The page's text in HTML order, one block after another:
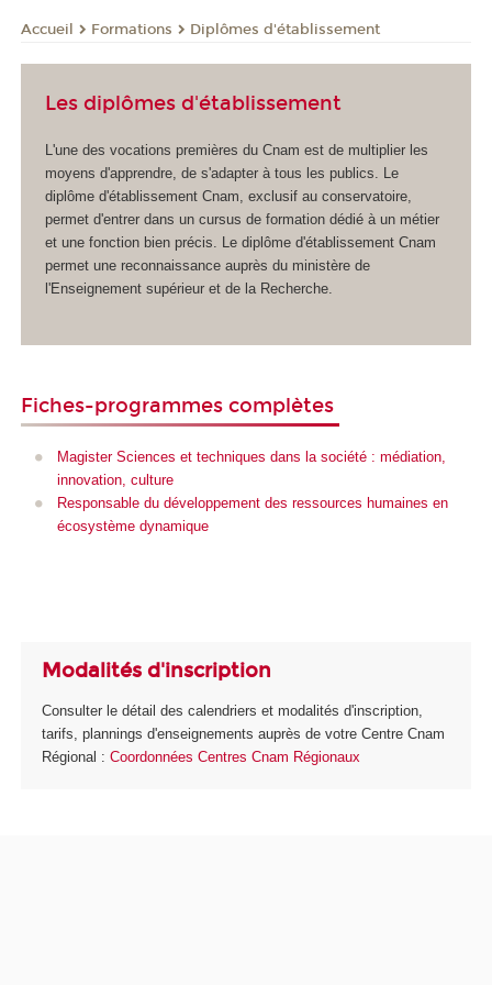
Accueil Formations Diplômes d'établissement
Les diplômes d'établissement
L'une des vocations premières du Cnam est de multiplier les
moyens d'apprendre, de s'adapter à tous les publics. Le
diplôme d'établissement Cnam, exclusif au conservatoire,
permet d'entrer dans un cursus de formation dédié à un métier
et une fonction bien précis. Le diplôme d'établissement Cnam
permet une reconnaissance auprès du ministère de
l'Enseignement supérieur et de la Recherche.
Fiches-programmes complètes
Magister Sciences et techniques dans la société : médiation,
innovation, culture
Responsable du développement des ressources humaines en
écosystème dynamique
Modalités d'inscription
Consulter le détail des calendriers et modalités d'inscription,
tarifs, plannings d'enseignements auprès de votre Centre Cnam
Régional : Coordonnées Centres Cnam Régionaux